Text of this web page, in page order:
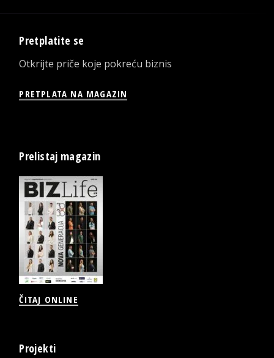
Pretplatite se
Otkrijte priče koje pokreću biznis
PRETPLATA NA MAGAZIN
Prelistaj magazin
ČITAJ ONLINE
Projekti